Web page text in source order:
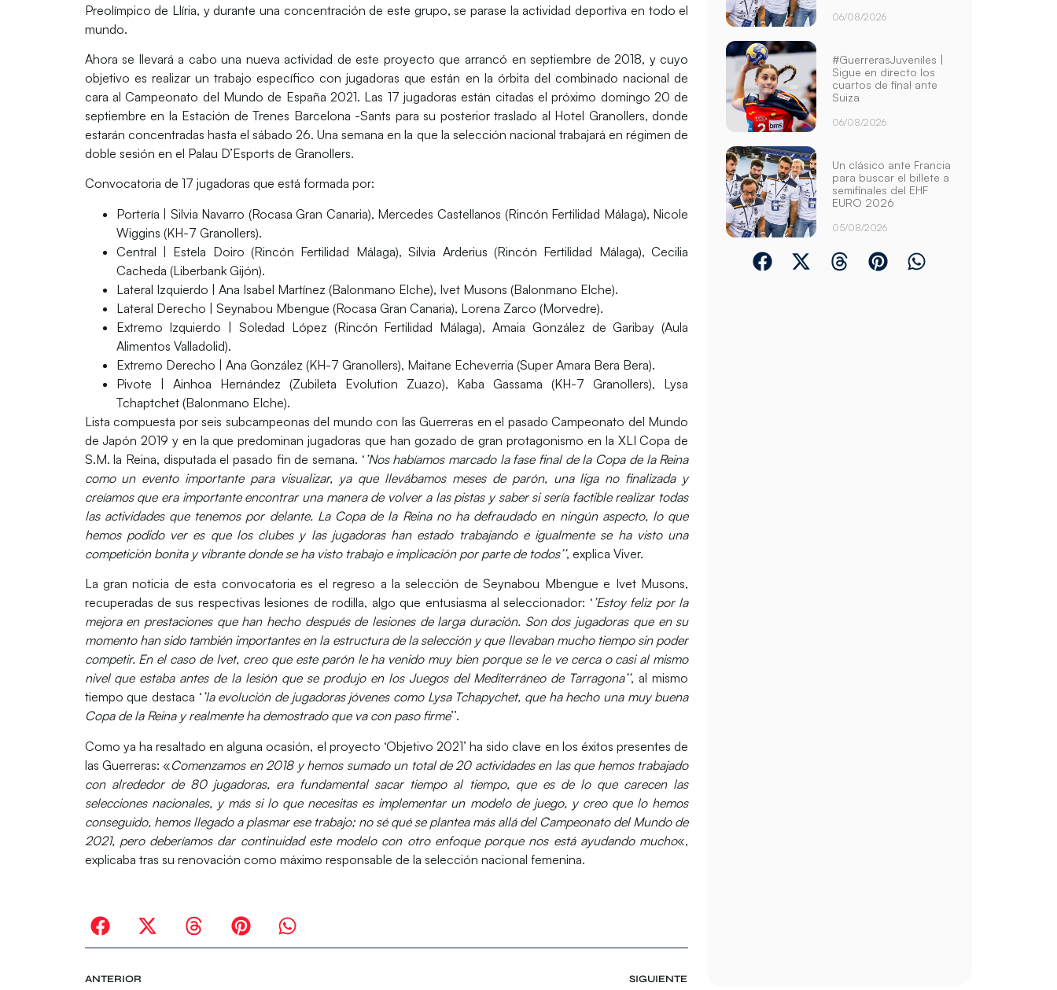
Preolímpico de Llíria, y durante una concentración de este grupo, se parase la actividad deportiva en todo el
mundo.
Ahora se llevará a cabo una nueva actividad de este proyecto que arrancó en septiembre de 2018, y cuyo
objetivo es realizar un trabajo específico con jugadoras que están en la órbita del combinado nacional de
cara alCampeonato del Mundo de España 2021. Las 17 jugadoras están citadas el próximo domingo 20 de
septiembre en la Estación de Trenes Barcelona -Sants para su posterior traslado al Hotel Granollers, donde
estarán concentradas hasta el sábado 26. Una semana en la que la selección nacional trabajará en régimen de
doble sesión en el Palau D’Esports de Granollers.
Convocatoria de 17 jugadoras que está formada por:
Portería | Silvia Navarro (Rocasa Gran Canaria), Mercedes Castellanos (Rincón Fertilidad Málaga), Nicole
Wiggins (KH-7 Granollers).
Central | Estela Doiro (Rincón Fertilidad Málaga), Silvia Arderius (Rincón Fertilidad Málaga), Cecilia
Cacheda (Liberbank Gijón).
Lateral Izquierdo | Ana Isabel Martínez (Balonmano Elche), Ivet Musons (Balonmano Elche).
Lateral Derecho | Seynabou Mbengue (Rocasa Gran Canaria), Lorena Zarco (Morvedre).
Extremo Izquierdo | Soledad López (Rincón Fertilidad Málaga), Amaia González de Garibay (Aula
Alimentos Valladolid).
Extremo Derecho | Ana González (KH-7 Granollers), Maitane Echeverria (Super Amara Bera Bera).
Pivote | Ainhoa Hernández (Zubileta Evolution Zuazo), Kaba Gassama (KH-7 Granollers), Lysa
Tchaptchet (Balonmano Elche).
Lista compuesta por seis subcampeonas del mundo con las Guerreras en el pasado Campeonato del Mundo
de Japón 2019 y en la que predominan jugadoras que han gozado de gran protagonismo en la XLI Copa de
S.M. la Reina, disputada el pasado fin de semana. ‘ ’Nos habíamos marcado la fase final de la Copa de la Reina
como un evento importante para visualizar, ya que llevábamos meses de parón, una liga no finalizada y
creíamos que era importante encontrar una manera de volver a las pistas y saber si sería factible realizar todas
las actividades que tenemos por delante. La Copa de la Reina no ha defraudado en ningún aspecto, lo que
hemos podido ver es que los clubes y las jugadoras han estado trabajando e igualmente se ha visto una
competición bonita y vibrante donde se ha visto trabajo e implicación por parte de todos’’, explica Viver.
La gran noticia de esta convocatoria es el regreso a la selección deSeynabou Mbengue e Ivet Musons,
recuperadas de sus respectivas lesiones de rodilla, algo que entusiasma al seleccionador: ‘ ’Estoy feliz por la
mejora en prestaciones que han hecho después de lesiones de larga duración. Son dos jugadoras que en su
momento han sido también importantes en la estructura de la selección y que llevaban mucho tiempo sin poder
competir. En el caso de Ivet, creo que este parón le ha venido muy bien porque se le ve cerca o casi al mismo
nivel que estaba antes de la lesión que se produjo en los Juegos del Mediterráneo de Tarragona’’, al mismo
tiempo que destaca ‘ ’la evolución de jugadoras jóvenes como Lysa Tchapychet, que ha hecho una muy buena
Copa de la Reina y realmente ha demostrado que va con paso firme’’.
Como ya ha resaltado en alguna ocasión, el proyecto ‘Objetivo 2021’ ha sido clave en los éxitos presentes de
las Guerreras: «Comenzamos en 2018 y hemos sumado un total de 20 actividades en las que hemos trabajado
con alrededor de 80 jugadoras, era fundamental sacar tiempo al tiempo, que es de lo que carecen las
selecciones nacionales, y más si lo que necesitas es implementar un modelo de juego, y creo que lo hemos
conseguido, hemos llegado a plasmar ese trabajo; no sé qué se plantea más allá del Campeonato del Mundo de
2021, pero deberíamos dar continuidad este modelo con otro enfoque porque nos está ayudando mucho«,
explicaba tras su renovación como máximo responsable de la selección nacional femenina.
ANTERIOR SIGUIENTE
06/08/2026
#GuerrerasJuveniles |
Sigue en directo los
cuartos de final ante
Suiza
06/08/2026
Un clásico ante Francia
para buscar el billete a
semifinales del EHF
EURO 2026
05/08/2026